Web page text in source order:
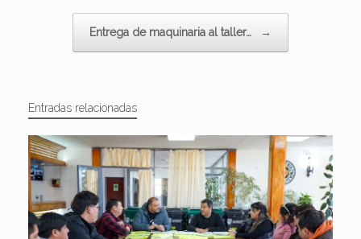
Entrega de maquinaria al taller… →
Entradas relacionadas